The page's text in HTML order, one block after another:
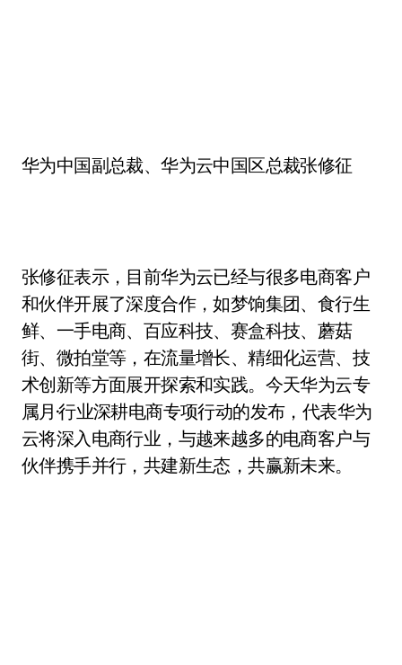
华为中国副总裁、华为云中国区总裁张修征
张修征表示，目前华为云已经与很多电商客户
和伙伴开展了深度合作，如梦饷集团、食行生
鲜、一手电商、百应科技、赛盒科技、蘑菇
街、微拍堂等，在流量增长、精细化运营、技
术创新等方面展开探索和实践。今天华为云专
属月·行业深耕电商专项行动的发布，代表华为
云将深入电商行业，与越来越多的电商客户与
伙伴携手并行，共建新生态，共赢新未来。